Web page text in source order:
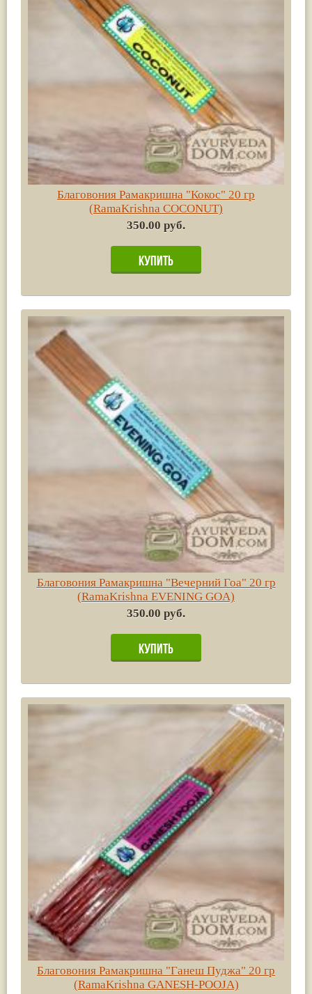
Благовония Рамакришна "Кокос" 20 гр
(RamaKrishna COCONUT)
350.00 руб.
Благовония Рамакришна "Вечерний Гоа" 20 гр
(RamaKrishna EVENING GOA)
350.00 руб.
Благовония Рамакришна "Ганеш Пуджа" 20 гр
(RamaKrishna GANESH-POOJA)